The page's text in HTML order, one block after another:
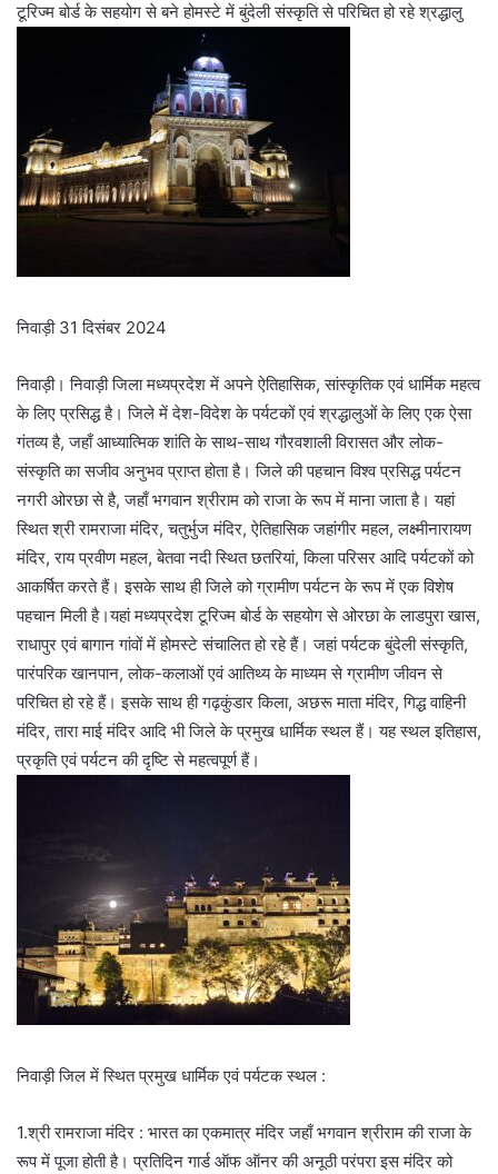
टूरिज्म बोर्ड के सहयोग से बने होमस्टे में बुंदेली संस्कृति से परिचित हो रहे श्रद्धालु
निवाड़ी 31 दिसंबर 2024
निवाड़ी। निवाड़ी जिला मध्यप्रदेश में अपने ऐतिहासिक, सांस्कृतिक एवं धार्मिक महत्व
के लिए प्रसिद्ध है। जिले में देश-विदेश के पर्यटकों एवं श्रद्धालुओं के लिए एक ऐसा
गंतव्य है, जहाँ आध्यात्मिक शांति के साथ-साथ गौरवशाली विरासत और लोक-
संस्कृति का सजीव अनुभव प्राप्त होता है। जिले की पहचान विश्व प्रसिद्ध पर्यटन
नगरी ओरछा से है, जहाँ भगवान श्रीराम को राजा के रूप में माना जाता है। यहां
स्थित श्री रामराजा मंदिर, चतुर्भुज मंदिर, ऐतिहासिक जहांगीर महल, लक्ष्मीनारायण
मंदिर, राय प्रवीण महल, बेतवा नदी स्थित छतरियां, किला परिसर आदि पर्यटकों को
आकर्षित करते हैं। इसके साथ ही जिले को ग्रामीण पर्यटन के रूप में एक विशेष
पहचान मिली है।यहां मध्यप्रदेश टूरिज्म बोर्ड के सहयोग से ओरछा के लाडपुरा खास,
राधापुर एवं बागान गांवों में होमस्टे संचालित हो रहे हैं। जहां पर्यटक बुंदेली संस्कृति,
पारंपरिक खानपान, लोक-कलाओं एवं आतिथ्य के माध्यम से ग्रामीण जीवन से
परिचित हो रहे हैं। इसके साथ ही गढ़कुंडार किला, अछरू माता मंदिर, गिद्ध वाहिनी
मंदिर, तारा माई मंदिर आदि भी जिले के प्रमुख धार्मिक स्थल हैं। यह स्थल इतिहास,
प्रकृति एवं पर्यटन की दृष्टि से महत्वपूर्ण हैं।
निवाड़ी जिल में स्थित प्रमुख धार्मिक एवं पर्यटक स्थल :
1.श्री रामराजा मंदिर : भारत का एकमात्र मंदिर जहाँ भगवान श्रीराम की राजा के
रूप में पूजा होती है। प्रतिदिन गार्ड ऑफ ऑनर की अनूठी परंपरा इस मंदिर को